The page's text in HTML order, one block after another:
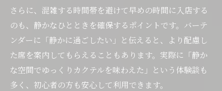
さらに、混雑する時間帯を避けて早めの時間に入店する
のも、静かなひとときを確保するポイントです。バーテ
ンダーに「静かに過ごしたい」と伝えると、より配慮し
た席を案内してもらえることもあります。実際に「静か
な空間でゆっくりカクテルを味わえた」という体験談も
多く、初心者の方も安心して利用できます。